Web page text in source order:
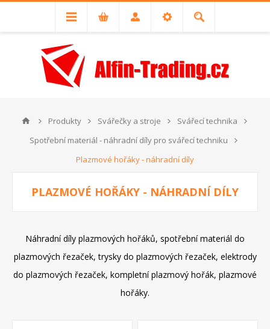
Produkty Svářečky a stroje
Svářecí technika
Spotřební materiál - náhradní díly pro svářecí techniku
Plazmové hořáky - náhradní díly
PLAZMOVÉ HOŘÁKY - NÁHRADNÍ DÍLY
Náhradní díly plazmových hořáků, spotřební materiál do
plazmových řezaček, trysky do plazmových řezaček, elektrody
do plazmových řezaček, kompletní plazmový hořák, plazmové
hořáky.